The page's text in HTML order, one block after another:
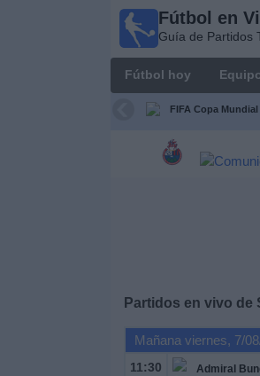
Fútbol en
Guía de Partidos
Fútbol hoy
FIFA Copa Mundial
Partidos en vivo de
Mañana viernes, 7/
11:30 Admiral
Fútbol en
Guatemala